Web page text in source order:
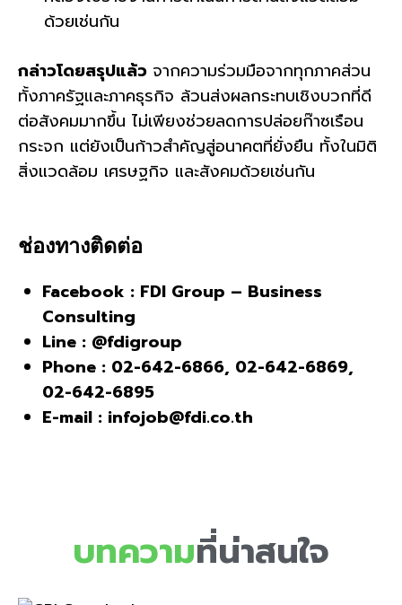
ด้วยเช่นกัน
กล่าวโดยสรุปแล้ว จากความร่วมมือจากทุกภาคส่วน
ทั้งภาครัฐและภาคธุรกิจ ล้วนส่งผลกระทบเชิงบวกที่ดี
ต่อสังคมมากขึ้น ไม่เพียงช่วยลดการปล่อยก๊าซเรือน
กระจก แต่ยังเป็นก้าวสำคัญสู่อนาคตที่ยั่งยืน ทั้งในมิติ
สิ่งแวดล้อม เศรษฐกิจ และสังคมด้วยเช่นกัน
ช่องทางติดต่อ
Facebook : FDI Group – Business
Consulting
Line : @fdigroup
Phone : 02-642-6866, 02-642-6869,
02-642-6895
E-mail : infojob@fdi.co.th
บทความที่น่าสนใจ